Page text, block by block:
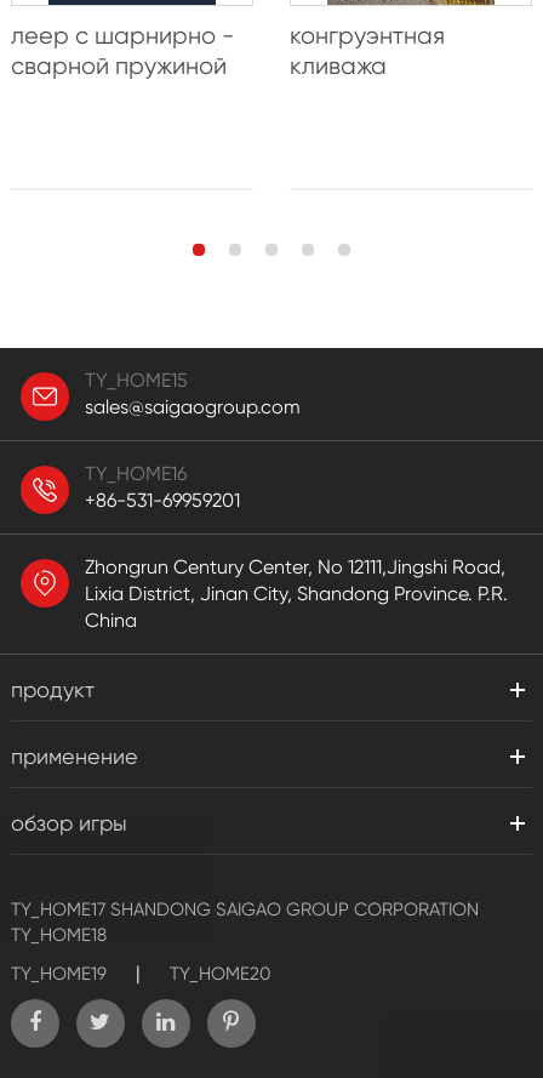
леер с шарнирно -
сварной пружиной
конгруэнтная
кливажа
TY_HOME15
sales@saigaogroup.com
TY_HOME16
+86-531-69959201
Zhongrun Century Center, No 12111,Jingshi Road,
Lixia District, Jinan City, Shandong Province. P.R.
China
продукт
применение
обзор игры
TY_HOME17 SHANDONG SAIGAO GROUP CORPORATION
TY_HOME18
TY_HOME19
| TY_HOME20